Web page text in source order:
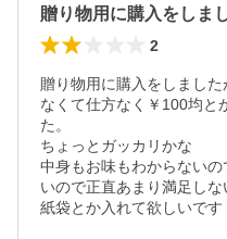
2
贈り物用に購入をしまし
なくて仕方なく￥100均と
た。
ちょっとガッカリかな
中身もお味もわからない
いので正直あまり満足し
紙袋とか入れて欲しいです